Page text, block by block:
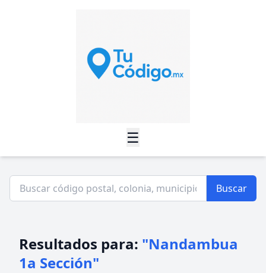
☰
Buscar
Resultados para: "Nandambua
1a Sección"